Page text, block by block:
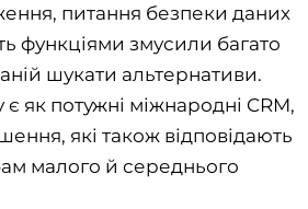
питання безпеки даних
функціями змусили багато
шукати альтернативи.
як потужні міжнародні CRM,
які також відповідають
малого й середнього